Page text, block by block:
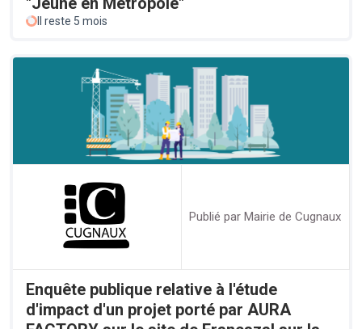
Il reste 5 mois
Publié par Mairie de Cugnaux
Enquête publique relative à l'étude
d'impact d'un projet porté par AURA